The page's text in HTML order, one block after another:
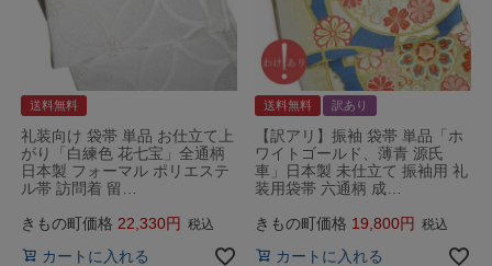
送料無料
礼装向け 袋帯 単品 お仕立て上
がり「白練色 花七宝」全通柄
日本製 フォーマル ポリエステ
ル帯 訪問着 留…
きもの町価格 22,330 税込
カートに入れる
送料無料 訳あり
【訳アリ】振袖 袋帯 単品「ホ
ワイトゴールド、薄青 源氏
車」日本製 未仕立て 振袖用 礼
装用袋帯 六通柄 成…
きもの町価格 19,800 税込
カートに入れる